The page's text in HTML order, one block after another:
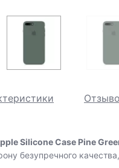
Silicone Case Pine
безупречного